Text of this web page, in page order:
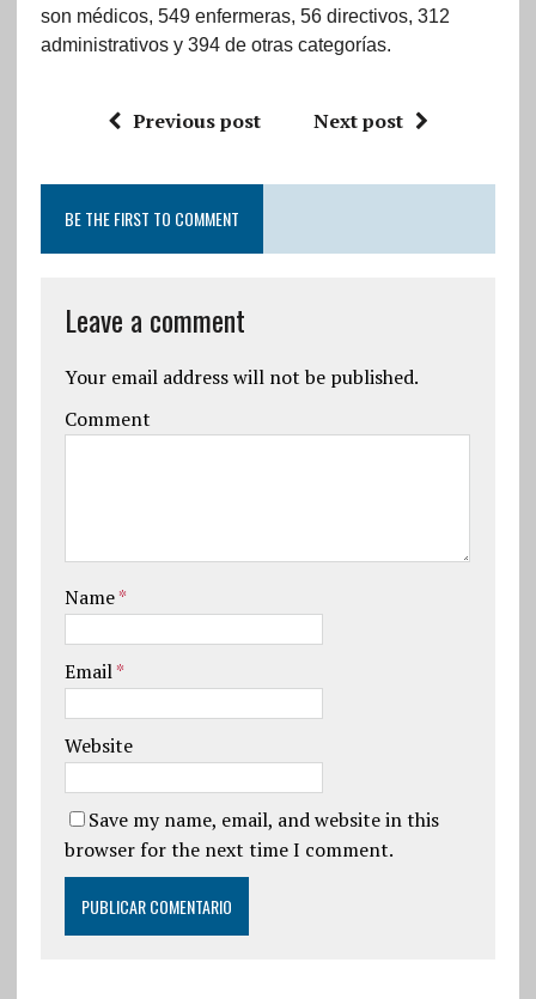
son médicos, 549 enfermeras, 56 directivos, 312
administrativos y 394 de otras categorías.
Previous post Next post
BE THE FIRST TO COMMENT
Leave a comment
Your email address will not be published.
Comment
Name*
Email*
Website
Save my name, email, and website in this
browser for the next time I comment.